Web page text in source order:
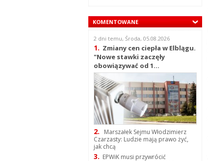
KOMENTOWANE
2 dni temu, Środa, 05.08.2026
1. Zmiany cen ciepła w Elblągu.
"Nowe stawki zaczęły
obowiązywać od 1...
2.
Marszałek Sejmu Włodzimierz
Czarzasty: Ludzie mają prawo żyć,
jak chcą
3. EPWiK musi przywrócić